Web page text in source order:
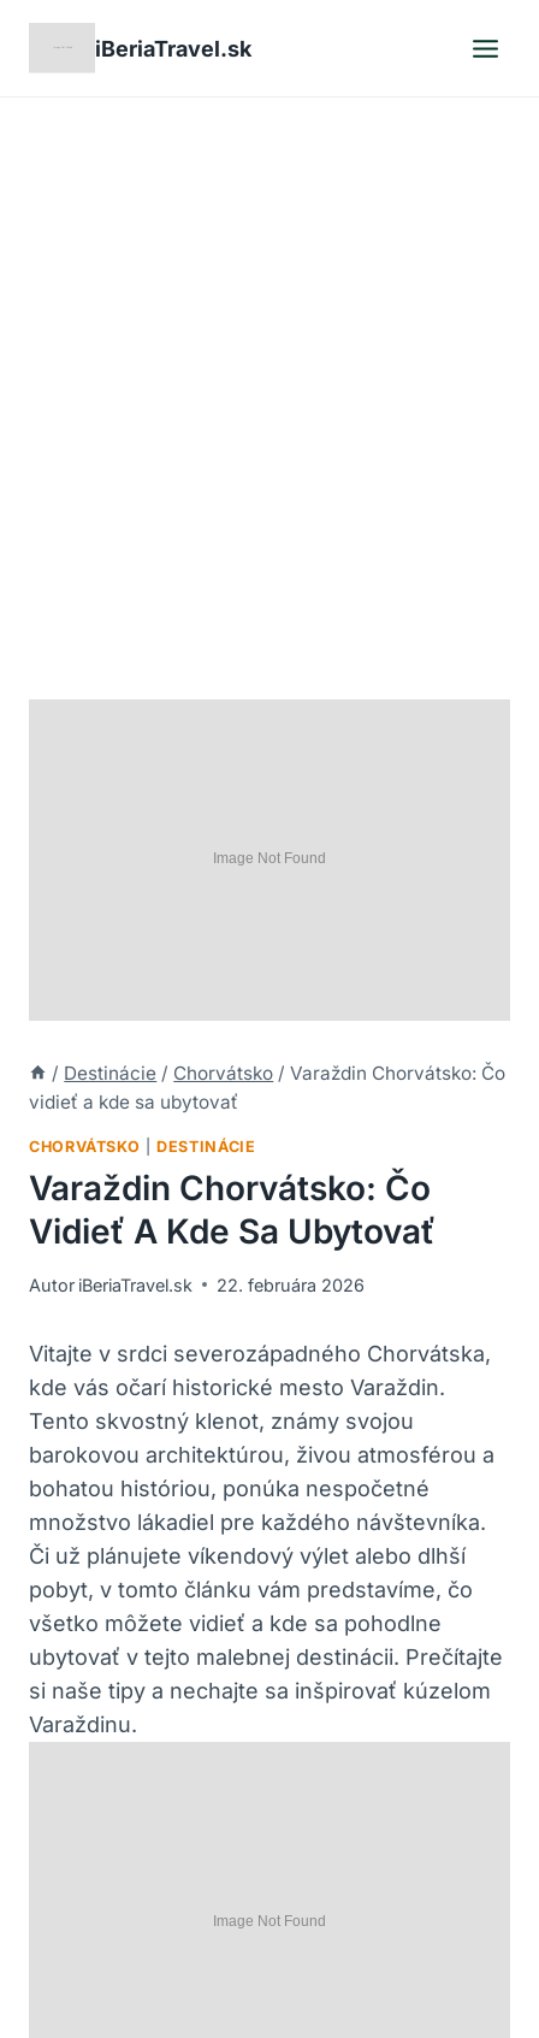
iBeriaTravel.sk
/ Destinácie / Chorvátsko / Varaždin Chorvátsko: Čo
vidieť a kde sa ubytovať
CHORVÁTSKO |DESTINÁCIE
Varaždin Chorvátsko: Čo
Vidieť A Kde Sa Ubytovať
Autor iBeriaTravel.sk 22. februára 2026
Vitajte v srdci severozápadného Chorvátska,
kde vás očarí historické mesto Varaždin.
Tento skvostný klenot, známy svojou
barokovou architektúrou, živou atmosférou a
bohatou históriou, ponúka nespočetné
množstvo lákadiel pre každého návštevníka.
Či už plánujete víkendový výlet alebo dlhší
pobyt, v tomto článku vám predstavíme, čo
všetko môžete vidieť a kde sa pohodlne
ubytovať v tejto malebnej destinácii. Prečítajte
si naše tipy a nechajte sa inšpirovať kúzelom
Varaždinu.